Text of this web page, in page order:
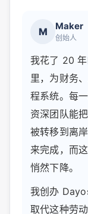
M Maker
创始人
我花了 20
里，为财务
程系统。每
资深团队能
被转移到离
来完成，而
悄然下降。
我创办
取代这种劳